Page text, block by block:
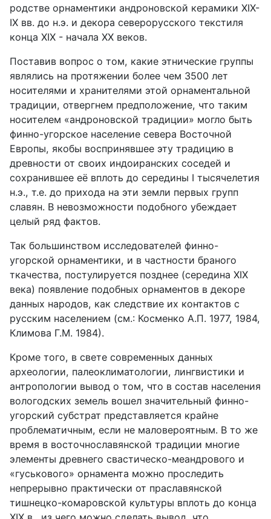
родстве орнаментики андроновской керамики XIX-
IХ вв. до н.э. и декора северорусского текстиля
конца XIX - начала XX веков.
Поставив вопрос о том, какие этнические группы
являлись на протяжении более чем 3500 лет
носителями и хранителями этой орнаментальной
традиции, отвергнем предположение, что таким
носителем «андроновской традиции» могло быть
финно-угорское население севера Восточной
Европы, якобы воспринявшее эту традицию в
древности от своих индоиранских соседей и
сохранившее её вплоть до середины I тысячелетия
н.э., т.е. до прихода на эти земли первых групп
славян. В невозможности подобного убеждает
целый ряд фактов.
Так большинством исследователей финно-
угорской орнаментики, и в частности браного
ткачества, постулируется позднее (cepедина XIX
века) появление подобных орнаментов в декоре
данных народов, как следствие их контактов с
русским населением (см.: Косменко А.П. 1977, 1984,
Климова Г.М. 1984).
Кроме того, в свете современных данных
археологии, палеоклиматологии, лингвистики и
антропологии вывод о том, что в состав населения
вологодских земель вошел значительный финно-
угорский субстрат представляется крайне
проблематичным, если не маловероятным. В то же
время в восточнославянской традиции многие
элементы древнего свастическо-меандрового и
«гуськового» орнамента можно проследить
непрерывно практически от праславянской
тишнецко-комаровской культуры вплоть до конца